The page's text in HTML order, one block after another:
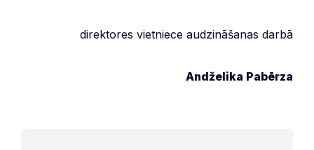
direktores vietniece audzināšanas darbā
Andželika Pabērza